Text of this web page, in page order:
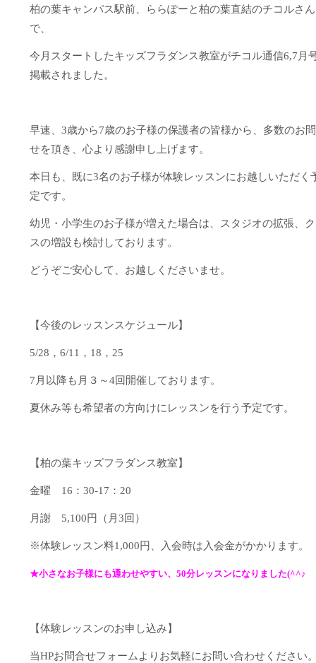
柏の葉キャンパス駅前、ららぽーと柏の葉直結のチコルさん
で、
今月スタートしたキッズフラダンス教室がチコル通信6,7月
掲載されました。
早速、3歳から7歳のお子様の保護者の皆様から、多数のお
せを頂き、心より感謝申し上げます。
本日も、既に3名のお子様が体験レッスンにお越しいただく
定です。
幼児・小学生のお子様が増えた場合は、スタジオの拡張、
スの増設も検討しております。
どうぞご安心して、お越しくださいませ。
【今後のレッスンスケジュール】
5/28，6/11，18，25
7月以降も月３～4回開催しております。
夏休み等も希望者の方向けにレッスンを行う予定です。
【柏の葉キッズフラダンス教室】
金曜 16：30-17：20
月謝 5,100円（月3回）
※体験レッスン料1,000円、入会時は入会金がかかります。
★小さなお子様にも通わせやすい、50分レッスンになりました(^^♪
【体験レッスンのお申し込み】
当HPお問合せフォームよりお気軽にお問い合わせください